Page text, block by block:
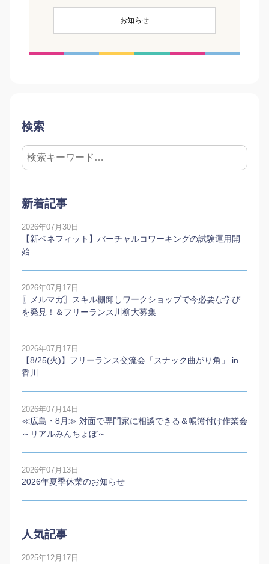
お知らせ
検索
新着記事
2026年07月30日
【新ベネフィット】バーチャルコワーキングの試験運用開
始
2026年07月17日
〖メルマガ〗スキル棚卸しワークショップで今必要な学び
を発見！＆フリーランス川柳大募集
2026年07月17日
【8/25(火)】フリーランス交流会「スナック曲がり角」 in
香川
2026年07月14日
≪広島・8月≫ 対面で専門家に相談できる＆帳簿付け作業会
～リアルみんちょぼ～
2026年07月13日
2026年夏季休業のお知らせ
人気記事
2025年12月17日